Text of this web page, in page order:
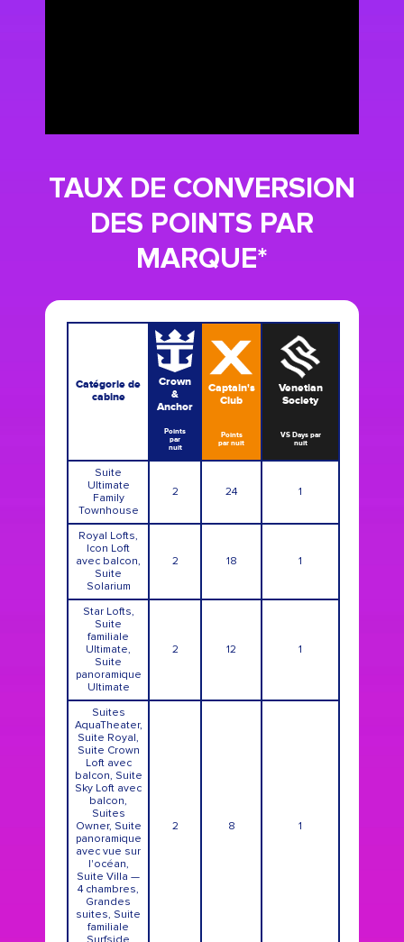
TAUX DE CONVERSION
DES POINTS PAR
MARQUE*
Catégorie de
cabine
Crown
&
Anchor
Captain's
Club
Venetian
Society
Points
par
nuit
Points
par nuit
VS Days par
nuit
Suite
Ultimate
Family
Townhouse
2 24 1
Royal Lofts,
Icon Loft
avec balcon,
Suite
Solarium
2 18 1
Star Lofts,
Suite
familiale
Ultimate,
Suite
panoramique
Ultimate
2 12 1
Suites
AquaTheater,
Suite Royal,
Suite Crown
Loft avec
balcon, Suite
Sky Loft avec
balcon,
Suites
Owner, Suite
panoramique
avec vue sur
l'océan,
Suite Villa —
4 chambres,
Grandes
suites, Suite
familiale
2 8 1